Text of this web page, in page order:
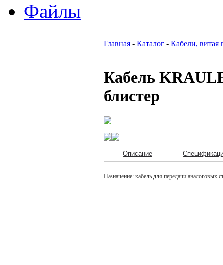
Файлы
Главная - Каталог - Кабели, витая
Кабель
блистер
Описание
Назначение: кабель для передачи аналоговых